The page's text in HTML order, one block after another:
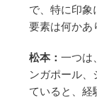
で、特に印象
要素は何かあ
松本： 一つは
ンガポール
ていると、経